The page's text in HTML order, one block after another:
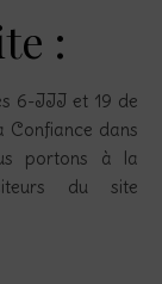
:
6-III et 19 de
Confiance dans
portons à la
du site